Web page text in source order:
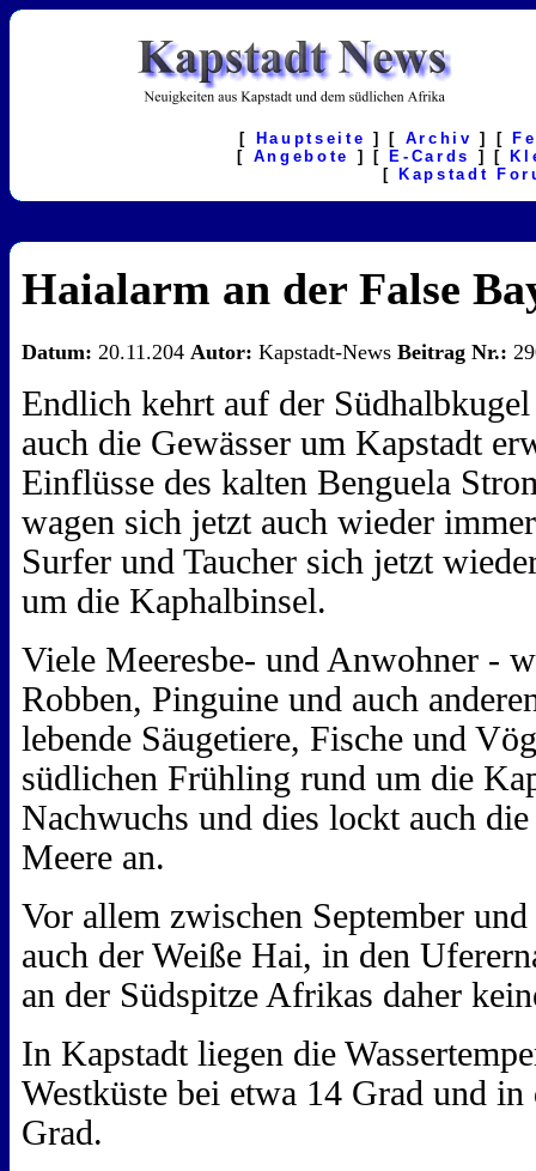
[ Hauptseite ] [ Archiv ] [
[ Angebote ] [ E-Cards ] [
[
Kapstadt
Haialarm an der False
Datum: 20.11.204 Autor: Kapstadt-News Beitrag Nr.:
Endlich kehrt auf der
auch die Gewässer um Kapstadt
Einflüsse des kalten Benguela
wagen sich jetzt auch wieder
Surfer und Taucher sich jetzt
um die Kaphalbinsel.
Viele Meeresbe- und Anwohner -
Robben, Pinguine und auch
lebende Säugetiere, Fische und
südlichen Frühling rund um die
Nachwuchs und dies lockt auch
Meere an.
Vor allem zwischen September
auch der Weiße Hai, in den
an der Südspitze Afrikas daher
In Kapstadt liegen die
Westküste bei etwa 14 Grad und
Grad.